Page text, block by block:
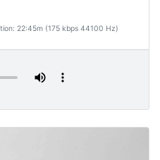
22:45m (175 kbps 44100 Hz)